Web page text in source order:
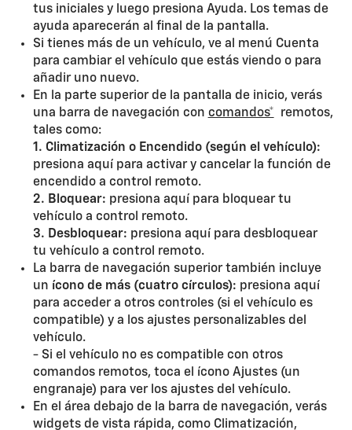
tus iniciales y luego presiona Ayuda. Los temas de
ayuda aparecerán al final de la pantalla.
Si tienes más de un vehículo, ve al menú Cuenta
para cambiar el vehículo que estás viendo o para
añadir uno nuevo.
En la parte superior de la pantalla de inicio, verás
una barra de navegación con comandos* remotos,
tales como:
1. Climatización o Encendido (según el vehículo):
presiona aquí para activar y cancelar la función de
encendido a control remoto.
2. Bloquear: presiona aquí para bloquear tu
vehículo a control remoto.
3. Desbloquear: presiona aquí para desbloquear
tu vehículo a control remoto.
La barra de navegación superior también incluye
un ícono de más (cuatro círculos): presiona aquí
para acceder a otros controles (si el vehículo es
compatible) y a los ajustes personalizables del
vehículo.
- Si el vehículo no es compatible con otros
comandos remotos, toca el ícono Ajustes (un
engranaje) para ver los ajustes del vehículo.
En el área debajo de la barra de navegación, verás
widgets de vista rápida, como Climatización,